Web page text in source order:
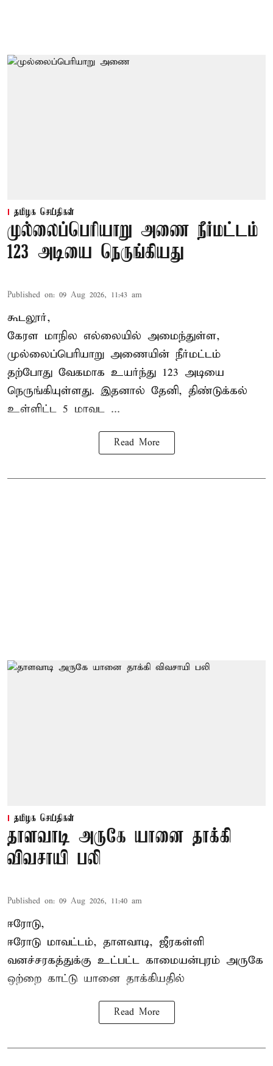
தமிழக செய்திகள்
முல்லைப்பெரியாறு அணை நீர்மட்டம்
123 அடியை நெருங்கியது
Published on: 09 Aug 2026, 11:43 am
கூடலூர்,
கேரள மாநில எல்லையில் அமைந்துள்ள,
முல்லைப்பெரியாறு அணையின் நீர்மட்டம்
தற்போது வேகமாக உயர்ந்து 123 அடியை
நெருங்கியுள்ளது. இதனால் தேனி, திண்டுக்கல்
உள்ளிட்ட 5 மாவட ...
Read More
தமிழக செய்திகள்
தாளவாடி அருகே யானை தாக்கி
விவசாயி பலி
Published on: 09 Aug 2026, 11:40 am
ஈரோடு,
ஈரோடு மாவட்டம், தாளவாடி, ஜீரகள்ளி
வனச்சரகத்துக்கு உட்பட்ட காமையன்புரம் அருகே
ஒற்றை காட்டு யானை தாக்கியதில்
Read More